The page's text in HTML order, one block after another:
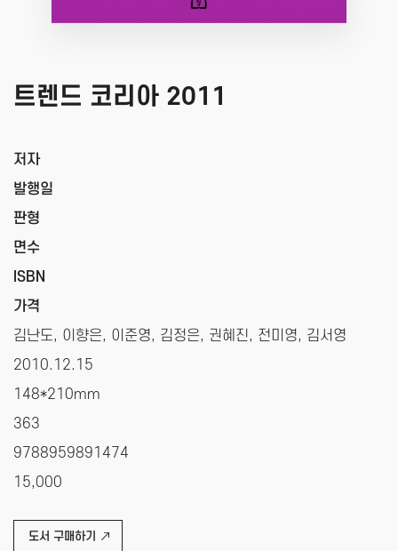
트렌드 코리아 2011
저자
발행일
판형
면수
ISBN
가격
김난도, 이향은, 이준영, 김정은, 권혜진, 전미영, 김서영
2010.12.15
148*210mm
363
9788959891474
15,000
도서 구매하기